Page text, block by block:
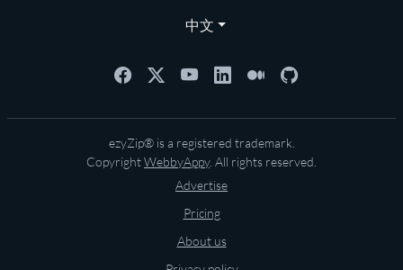
中文
ezyZip® is a registered trademark.
CopyrightWebbyAppy. All rights reserved.
Advertise
Pricing
About us